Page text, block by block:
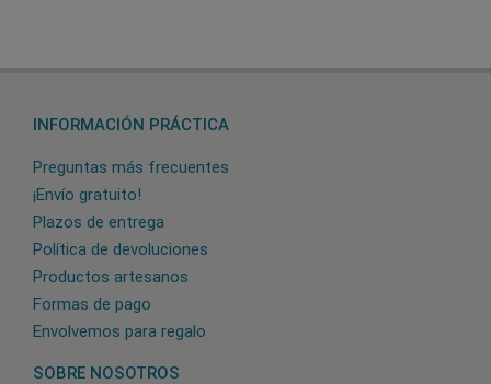
INFORMACIÓN PRÁCTICA
Preguntas más frecuentes
¡Envío gratuito!
Plazos de entrega
Política de devoluciones
Productos artesanos
Formas de pago
Envolvemos para regalo
SOBRE NOSOTROS